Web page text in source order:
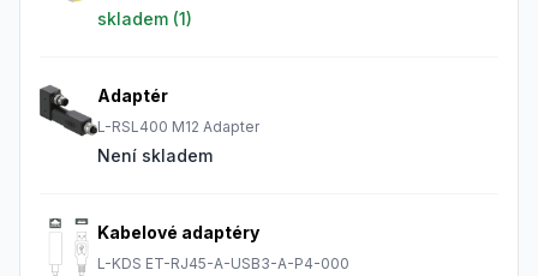
skladem (1)
Adaptér
L-RSL400 M12 Adapter
Není skladem
Kabelové adaptéry
L-KDS ET-RJ45-A-USB3-A-P4-000